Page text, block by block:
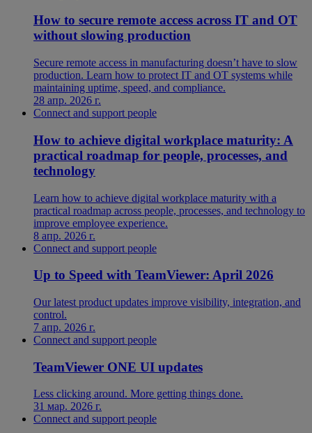
How to secure remote access across IT and OT
without slowing production
Secure remote access in manufacturing doesn’t have to slow
production. Learn how to protect IT and OT systems while
maintaining uptime, speed, and compliance.
28 апр. 2026 г.
Connect and support people
How to achieve digital workplace maturity: A
practical roadmap for people, processes, and
technology
Learn how to achieve digital workplace maturity with a
practical roadmap across people, processes, and technology to
improve employee experience.
8 апр. 2026 г.
Connect and support people
Up to Speed with TeamViewer: April 2026
Our latest product updates improve visibility, integration, and
control.
7 апр. 2026 г.
Connect and support people
TeamViewer ONE UI updates
Less clicking around. More getting things done.
31 мар. 2026 г.
Connect and support people